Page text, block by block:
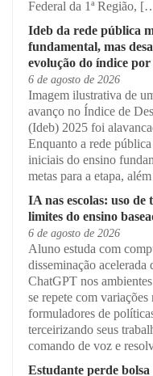
Federal da 1ª Região,
Ideb da rede pública
fundamental, mas
evolução do índice por
6 de agosto de 2026
Imagem ilustrativa de
avanço no Índice de
(Ideb) 2025 foi
Enquanto a rede
iniciais do ensino
metas para a etapa,
IA nas escolas: uso de
limites do ensino
6 de agosto de 2026
Aluno estuda com
disseminação
ChatGPT nos
se repete com
formuladores de
terceirizando seus
comando de voz e
Estudante perde